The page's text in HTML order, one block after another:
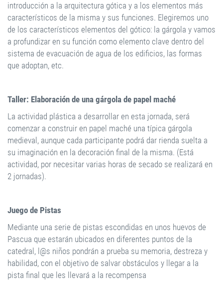
introducción a la arquitectura gótica y a los elementos más
característicos de la misma y sus funciones. Elegiremos uno
de los característicos elementos del gótico: la gárgola y vamos
a profundizar en su función como elemento clave dentro del
sistema de evacuación de agua de los edificios, las formas
que adoptan, etc.
Taller: Elaboración de una gárgola de papel maché
La actividad plástica a desarrollar en esta jornada, será
comenzar a construir en papel maché una típica gárgola
medieval, aunque cada participante podrá dar rienda suelta a
su imaginación en la decoración final de la misma. (Está
actividad, por necesitar varias horas de secado se realizará en
2 jornadas).
Juego de Pistas
Mediante una serie de pistas escondidas en unos huevos de
Pascua que estarán ubicados en diferentes puntos de la
catedral, l@s niños pondrán a prueba su memoria, destreza y
habilidad, con el objetivo de salvar obstáculos y llegar a la
pista final que les llevará a la recompensa